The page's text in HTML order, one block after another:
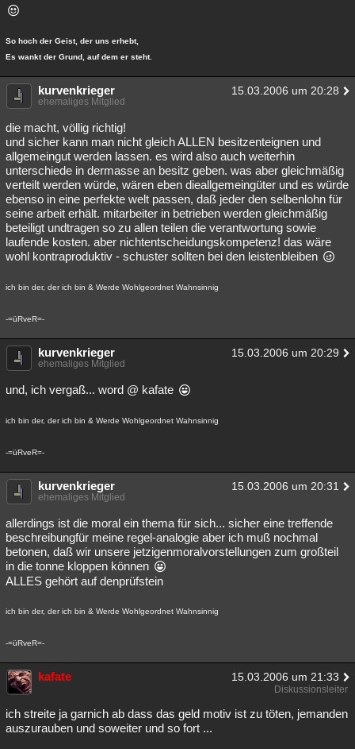
So hoch der Geist, der uns erhebt,
Es wankt der Grund, auf dem er steht.
kurvenkrieger 15.03.2006 um 20:28
ehemaliges Mitglied
die macht, völlig richtig!
und sicher kann man nicht gleich ALLEN besitzenteignen und
allgemeingut werden lassen. es wird also auch weiterhin
unterschiede in dermasse an besitz geben. was aber gleichmäßig
verteilt werden würde, wären eben dieallgemeingüter und es würde
ebenso in eine perfekte welt passen, daß jeder den selbenlohn für
seine arbeit erhält. mitarbeiter in betrieben werden gleichmäßig
beteiligt undtragen so zu allen teilen die verantwortung sowie
laufende kosten. aber nichtentscheidungskompetenz! das wäre
wohl kontraproduktiv - schuster sollten bei den leistenbleiben
ich bin der, der ich bin & Werde Wohlgeordnet Wahnsinnig
-=üRveR=-
kurvenkrieger 15.03.2006 um 20:29
ehemaliges Mitglied
und, ich vergaß... word @ kafate
ich bin der, der ich bin & Werde Wohlgeordnet Wahnsinnig
-=üRveR=-
kurvenkrieger 15.03.2006 um 20:31
ehemaliges Mitglied
allerdings ist die moral ein thema für sich... sicher eine treffende
beschreibungfür meine regel-analogie aber ich muß nochmal
betonen, daß wir unsere jetzigenmoralvorstellungen zum großteil
in die tonne kloppen können
ALLES gehört auf denprüfstein
ich bin der, der ich bin & Werde Wohlgeordnet Wahnsinnig
-=üRveR=-
kafate 15.03.2006 um 21:33
Diskussionsleiter
ich streite ja garnich ab dass das geld motiv ist zu töten, jemanden
auszurauben und soweiter und so fort ...